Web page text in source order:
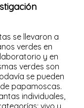
se llevaron a
verdes en
laboratorio y en
verdes son
se pueden
papamoscas.
individuales,